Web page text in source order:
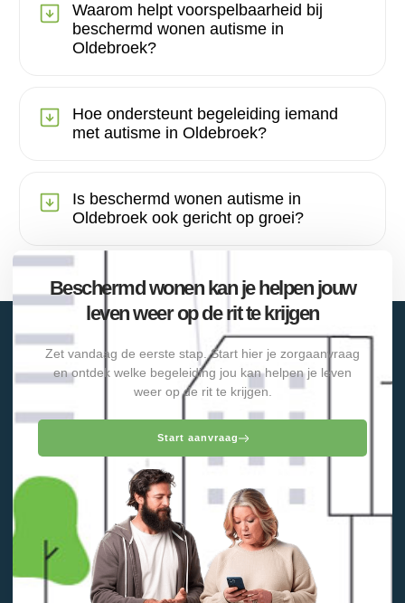
Waarom helpt voorspelbaarheid bij
beschermd wonen autisme in
Oldebroek?
Hoe ondersteunt begeleiding iemand
met autisme in Oldebroek?
Is beschermd wonen autisme in
Oldebroek ook gericht op groei?
Beschermd wonen kan je helpen jouw
leven weer op de rit te krijgen
Zet vandaag de eerste stap. Start hier je zorgaanvraag
en ontdek welke begeleiding jou kan helpen je leven
weer op de rit te krijgen.
Start aanvraag